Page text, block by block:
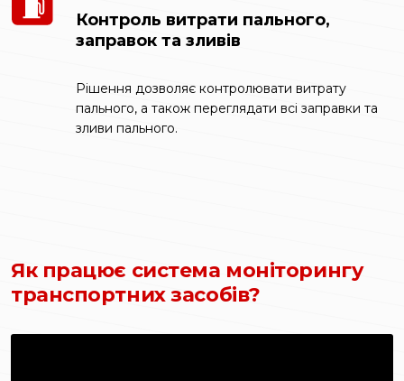
Контроль витрати пального,
заправок та зливів
Рішення дозволяє контролювати витрату
пального, а також переглядати всі заправки та
зливи пального.
Як працює система моніторингу
транспортних засобів?